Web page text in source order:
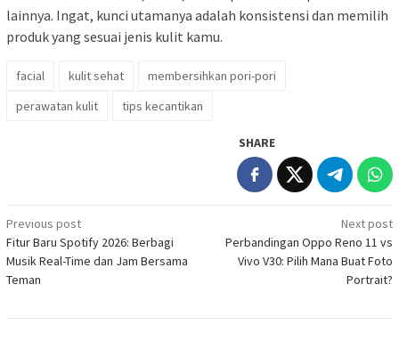
lainnya. Ingat, kunci utamanya adalah konsistensi dan memilih
produk yang sesuai jenis kulit kamu.
facial kulit sehat
membersihkan pori-pori
perawatan kulit
tips kecantikan
SHARE
Post
navigation
Previous post
Fitur Baru Spotify 2026: Berbagi
Musik Real-Time dan Jam Bersama
Teman
Next post
Perbandingan Oppo Reno 11 vs
Vivo V30: Pilih Mana Buat Foto
Portrait?